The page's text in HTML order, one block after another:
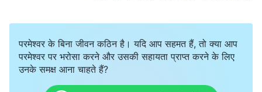
परमेश्वर के बिना जीवन कठिन है। यदि आप सहमत हैं, तो क्या आप
परमेश्वर पर भरोसा करने और उसकी सहायता प्राप्त करने के लिए
उनके समक्ष आना चाहते हैं?